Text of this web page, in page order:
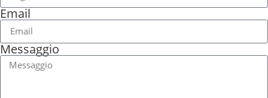
Email
Messaggio